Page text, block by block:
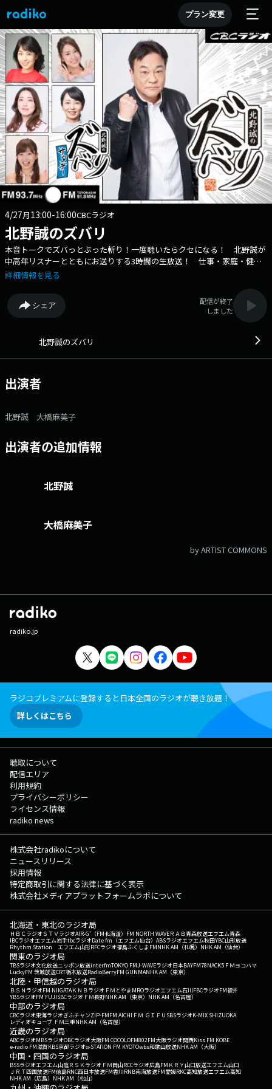
プラン変更
4/27月13:00-16:00CBCラジオ
北野誠のズバリ
本音トークでズバっとぶった斬り！一度聴いたらクセになる！ 北野誠が
中高年リスナーとともにお送りする3時間の生放送！ 仕事・家庭・健
康…いろいろトラブるお年頃。 いいことばかりじゃないけれど、テキト
た月～水曜日 13:40頃からは「しろくじちゃんとアホロートルが昼下がり
にほめるラジオ」も放送！ ズバリ公式LINE＠はここから 番組へのお
たよりはこちら FAXは 052-263-6800 まで 北野誠とリスナーが自腹で
中！ ご応募はこちら
詳細情報を見る
シェア
配信が終了
しました
北野誠のズバリ
出演者
北野誠 大橋麻美子
出演者の追加情報
北野誠
大橋麻美子
by ARTIST COMMONS
radiko.jp
ラジコプレミアムに登録すると日本全国のラジオが聴き放題！
詳しくはこちら
聴取について
配信エリア
利用規約
プライバシーポリシー
ライセンス情報
radiko news
株式会社radikoについて
ニュースリリース
採用情報
特定商取引に関する法律に基づく表示
株式会社メディアプラットフォームラボについて
北海道・東北のラジオ局
ＨＢＣラジオＳＴＶラジオAIR-G'（FM北海道） FM NORTH WAVEＲＡＢ青森放送エフエム青森
IBCラジオエフエム岩手tbcラジオDate fm（エフエム仙台） ABSラジオエフエム秋田YBC山形放送
Rhythm Station エフエム山形RFCラジオ福島ふくしまFMNHK AM（札幌） NHK AM（仙台）
関東のラジオ局
TBSラジオ文化放送ニッポン放送interfmTOKYO FMJ-WAVEラジオ日本BAYFM78NACK5 ＦＭヨコハマ
LuckyFM 茨城放送CRT栃木放送RadioBerryFM GUNMANHK AM（東京）
北陸・甲信越のラジオ局
ＢＳＮラジオFM NIIGATAＫＮＢラジオ ＦＭとやまMROラジオエフエム石川FBCラジオFM福井
YBSラジオFM FUJISBCラジオ ＦＭ長野NHK AM（東京） NHK AM（名古屋）
中部のラジオ局
CBCラジオ東海ラジオぎふチャンZIP-FMFM AICHI ＦＭ ＧＩＦＵ SBSラジオK-MIX SHIZUOKA
レディオキューブ ＦＭ三重NHK AM（名古屋）
近畿のラジオ局
ABCラジオMBSラジオOBCラジオ大阪FM COCOLOFM802FM大阪ラジオ関西Kiss FM KOBE
e-radio FM滋賀KBS京都ラジオα-STATION FM KYOTOwbs和歌山放送NHK AM（大阪）
中国・四国のラジオ局
BSSラジオエフエム山陰ＲＳＫラジオ ＦＭ岡山RCCラジオ広島FM ＫＲＹ山口放送エフエム山口
ＪＲＴ四国放送FM徳島RNC西日本放送FM香川RNB南海放送FM愛媛RKC高知放送エフエム高知
NHK AM（広島） NHK AM（松山）